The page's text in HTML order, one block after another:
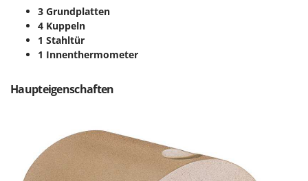
Pools
Poolstaubsauger
Rasenmäher
Rasentrimmer - Kantenschneider
Rasentrimmer - Motorsensen - Freischneider
GeoTech
GeoTech Pro
Gierre
Gipeco
Goodyear
GRAEF
Gre
3 Grundplatten
4 Kuppeln
1 Stahltür
1 Innenthermometer
Haupteigenschaften